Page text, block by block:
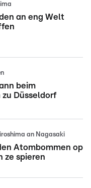
an eng Welt
beim
Düsseldorf
an Nagasaki
Atombommen op
ze spieren